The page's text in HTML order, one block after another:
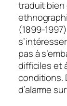
traduit bien
(1899-
pas à
difficiles et
conditions.
d’alarme